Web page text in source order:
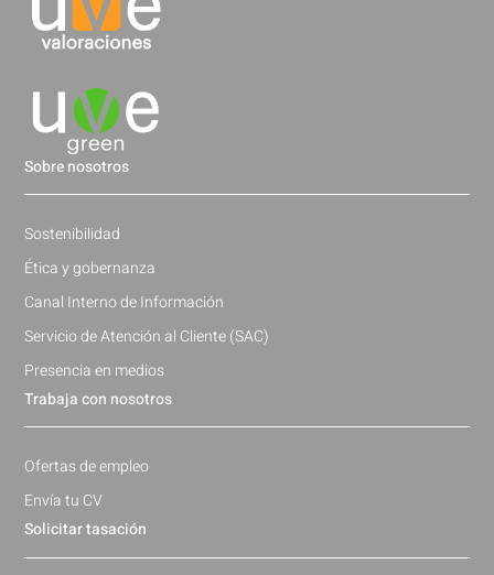
Solicitar tasación
Trabaja con nosotros
Ofertas de empleo
Envía tu CV
Sobre nosotros
Sostenibilidad
Ética y gobernanza
Canal Interno de Información
Servicio de Atención al Cliente (SAC)
Presencia en medios